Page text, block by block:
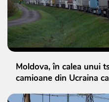
Moldova, în calea unui
camioane din Ucraina